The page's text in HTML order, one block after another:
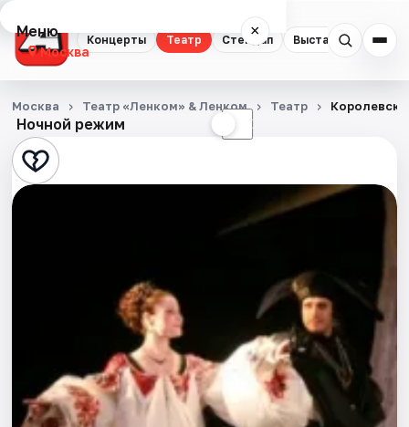
Концерты Театр Стендап Выставки
Меню ×
Москва
Концерты
Театр
Стендап
События
Ночной режим ☾
Москва Театр «Ленком» & Ленком Театр